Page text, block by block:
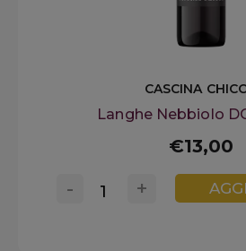
CASCINA
Langhe Nebbiolo
€13,00
+
-